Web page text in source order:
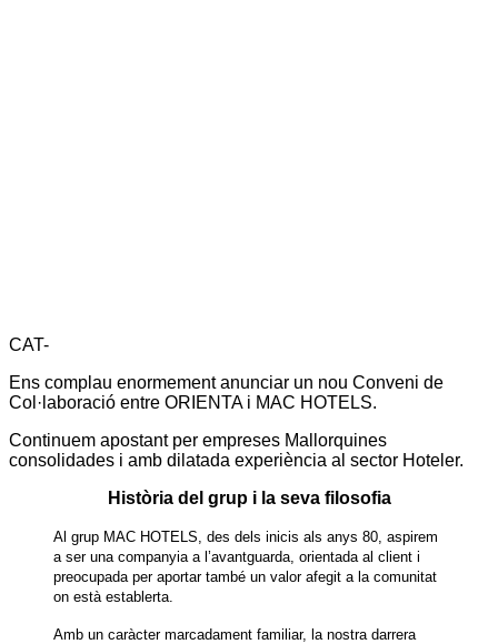
CAT-
Ens complau enormement anunciar un nou Conveni de
Col·laboració entre ORIENTA i MAC HOTELS.
Continuem apostant per empreses Mallorquines
consolidades i amb dilatada experiència al sector Hoteler.
Història del grup i la seva filosofia
Al grup MAC HOTELS, des dels inicis als anys 80, aspirem
a ser una companyia a l’avantguarda, orientada al client i
preocupada per aportar també un valor afegit a la comunitat
on està establerta.
Amb un caràcter marcadament familiar, la nostra darrera